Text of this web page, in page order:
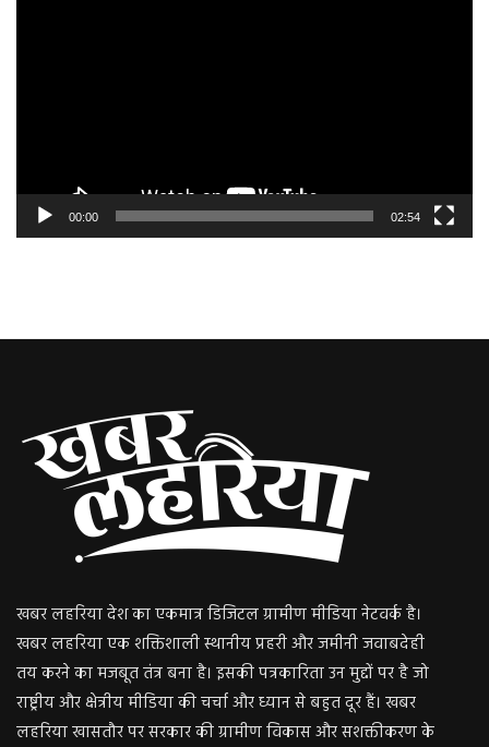
00:00 02:54
खबर लहरिया देश का एकमात्र डिजिटल ग्रामीण मीडिया नेटवर्क है।
खबर लहरिया एक शक्तिशाली स्थानीय प्रहरी और जमीनी जवाबदेही
तय करने का मजबूत तंत्र बना है। इसकी पत्रकारिता उन मुद्दों पर है जो
राष्ट्रीय और क्षेत्रीय मीडिया की चर्चा और ध्यान से बहुत दूर हैं। खबर
लहरिया खासतौर पर सरकार की ग्रामीण विकास और सशक्तीकरण के